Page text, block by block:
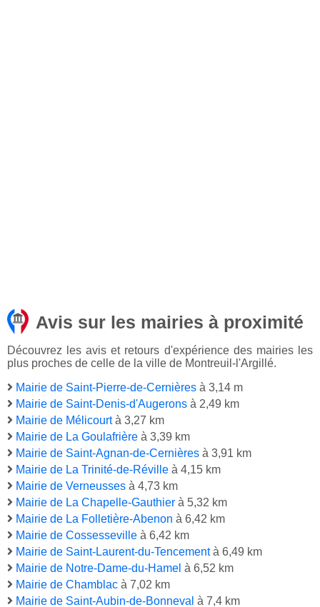
Avis sur les mairies à proximité
Découvrez les avis et retours d'expérience des mairies les
plus proches de celle de la ville de Montreuil-l'Argillé.
Mairie de Saint-Pierre-de-Cernières à 3,14 m
Mairie de Saint-Denis-d'Augerons à 2,49 km
Mairie de Mélicourtà 3,27 km
Mairie de La Goulafrière à 3,39 km
Mairie de Saint-Agnan-de-Cernières à 3,91 km
Mairie de La Trinité-de-Réville à 4,15 km
Mairie de Verneusses à 4,73 km
Mairie de La Chapelle-Gauthier à 5,32 km
Mairie de La Folletière-Abenon à 6,42 km
Mairie de Cossesseville à 6,42 km
Mairie de Saint-Laurent-du-Tencementà 6,49 km
Mairie de Notre-Dame-du-Hamel à 6,52 km
Mairie de Chamblac à 7,02 km
Mairie de Saint-Aubin-de-Bonneval à 7,4 km